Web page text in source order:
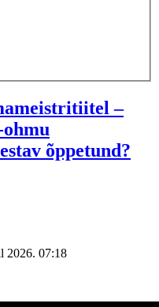
–
õppetund?
2026. 07:18